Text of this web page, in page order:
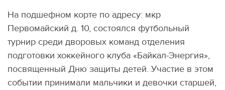
Вход
На подшефном корте по адресу: мкр
Первомайский д. 10, состоялся футбольный
турнир среди дворовых команд отделения
подготовки хоккейного клуба «Байкал-Энергия»,
посвященный Дню защиты детей. Участие в этом
событии принимали мальчики и девочки старшей,